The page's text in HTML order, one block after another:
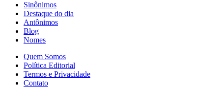
Sinônimos
Destaque do dia
Antônimos
Blog
Nomes
Quem Somos
Política Editorial
Termos e Privacidade
Contato